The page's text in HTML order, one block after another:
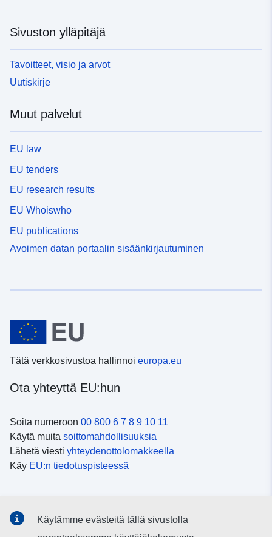
Sivuston ylläpitäjä
Tavoitteet, visio ja arvot
Uutiskirje
Muut palvelut
EU law
EU tenders
EU research results
EU Whoiswho
EU publications
Avoimen datan portaalin sisäänkirjautuminen
Tätä verkkosivustoa hallinnoi europa.eu
Ota yhteyttä EU:hun
Soita numeroon 00 800 6 7 8 9 10 11
Käytä muita soittomahdollisuuksia
Lähetä viesti yhteydenottolomakkeella
Käy EU:n tiedotuspisteessä
Käytämme evästeitä tällä sivustolla